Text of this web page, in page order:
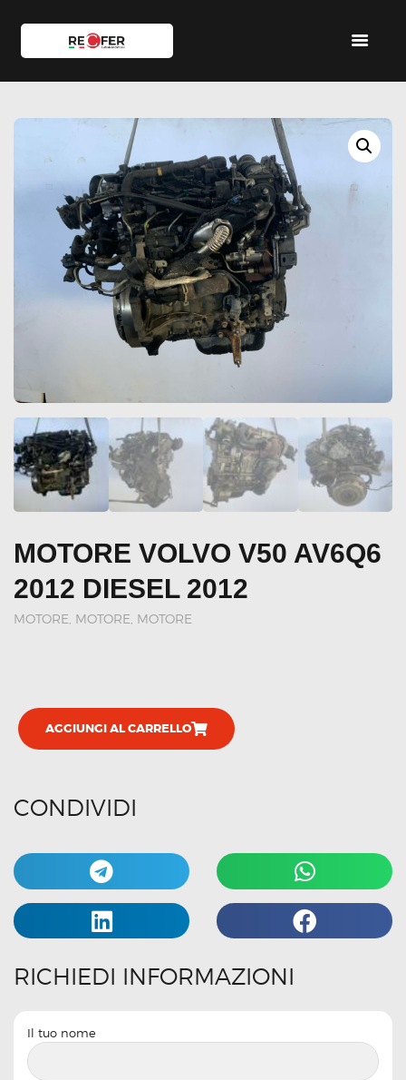
HOME
IL TEAM
CONTATTI
ACCOUNT
MOTORE VOLVO V50 AV6Q6
2012 DIESEL 2012
MOTORE MOTORE, MOTORE
AGGIUNGI AL CARRELLO
CONDIVIDI
RICHIEDI INFORMAZIONI
Il tuo nome